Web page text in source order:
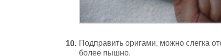
Подправить оригами, можно слегка
более пышно.